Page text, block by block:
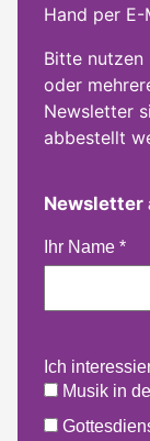
Hand per E-
Bitte nutzen
oder
Newsletter
abbestellt
Newsletter
Ihr Name *
Ich
Musik in